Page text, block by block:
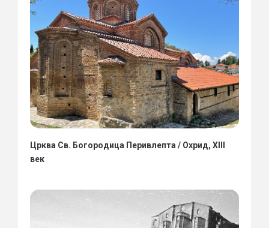
Црква Св. Богородица Перивлепта / Охрид, XIII
век